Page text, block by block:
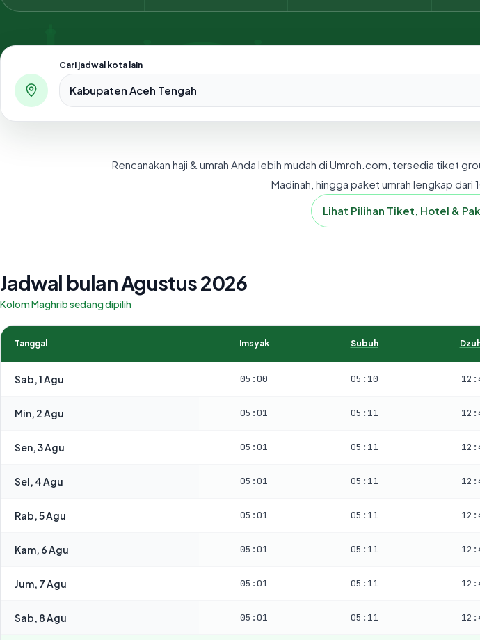
Cari jadwal kota lain
Pilih salah satu dari 500+ kota dan kabupaten di Indonesia.
Rencanakan haji & umrah Anda lebih mudah di Umroh.com, tersedia tiket
Madinah, hingga paket umrah lengkap dari
Lihat Pilihan Tiket, Hotel &
Jadwal bulan Agustus 2026
Kolom Maghrib sedang dipilih
Tanggal Imsyak Subuh
Sab, 1 Agu 05:00 05:10
Min, 2 Agu 05:01 05:11
Sen, 3 Agu 05:01 05:11
Sel, 4 Agu 05:01 05:11
Rab, 5 Agu 05:01 05:11
Kam, 6 Agu 05:01 05:11
Jum, 7 Agu 05:01 05:11
Sab, 8 Agu 05:01 05:11